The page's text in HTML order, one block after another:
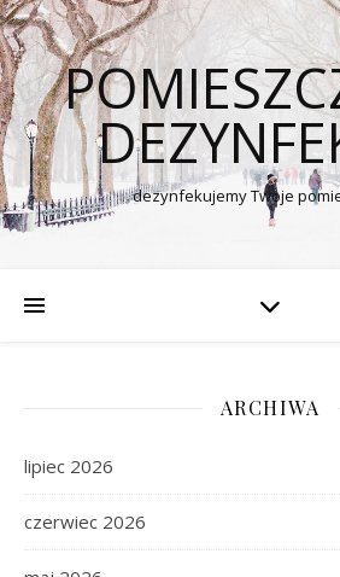
dezynfekujemy Twoje
ARCHIWA
lipiec 2026
czerwiec 2026